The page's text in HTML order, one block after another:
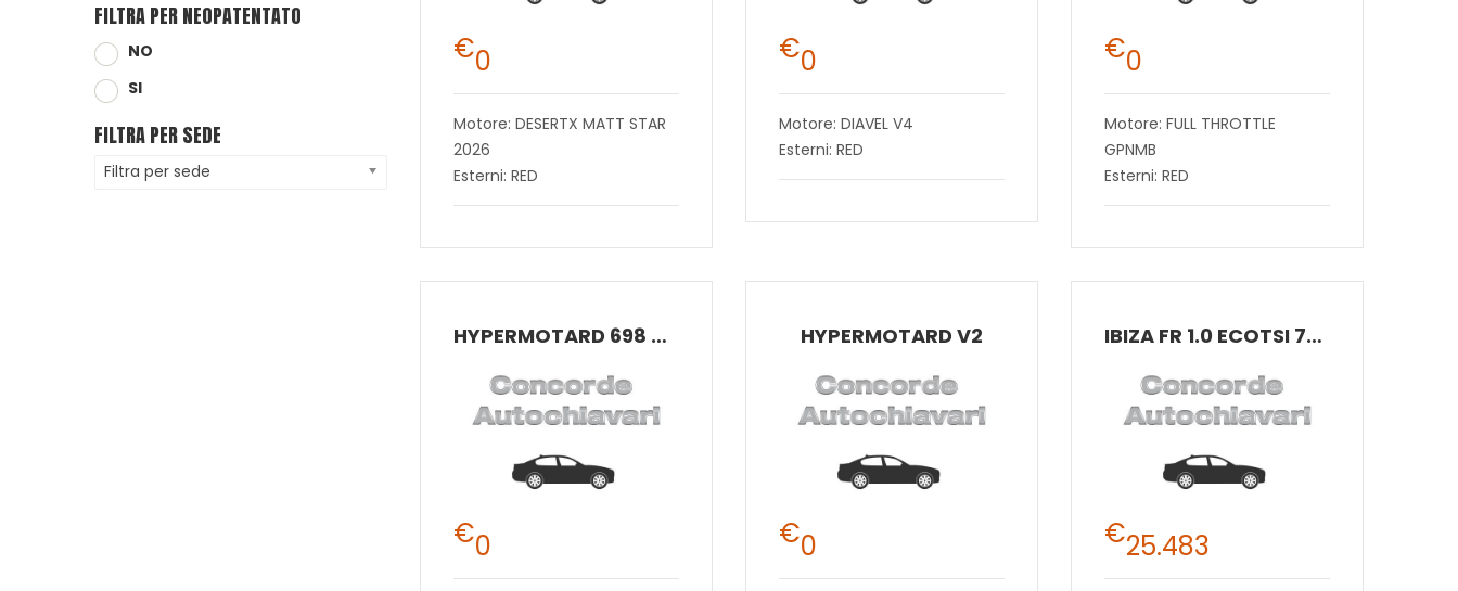
FILTRA PER NEOPATENTATO
NO
SI
FILTRA PER SEDE
Filtra per sede
€0
Motore: DESERTX MATT STAR
2026
Esterni: RED
€0
Motore: DIAVEL V4
Esterni: RED
€0
Motore: FULL THROTTLE
GPNMB
Esterni: RED
HYPERMOTARD 698 RVE RVE
€0
HYPERMOTARD V2
€0
IBIZA FR 1.0 ECOTSI 70 KW (95 CV) BENZINA MANUALE 5 MARCE 2WD
€25.483